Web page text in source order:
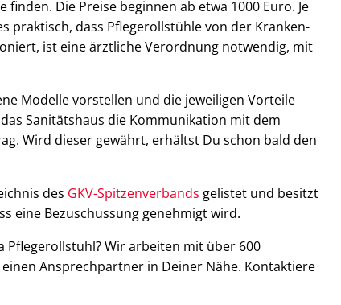
Die Preise beginnen ab etwa 1000 Euro. Je
praktisch, dass Pflegerollstühle von der Kranken-
ist eine ärztliche Verordnung notwendig, mit
Modelle vorstellen und die jeweiligen Vorteile
Sanitätshaus die Kommunikation mit dem
Wird dieser gewährt, erhältst Du schon bald den
des GKV-Spitzenverbands gelistet und besitzt
eine Bezuschussung genehmigt wird.
Pflegerollstuhl? Wir arbeiten mit über 600
Ansprechpartner in Deiner Nähe. Kontaktiere